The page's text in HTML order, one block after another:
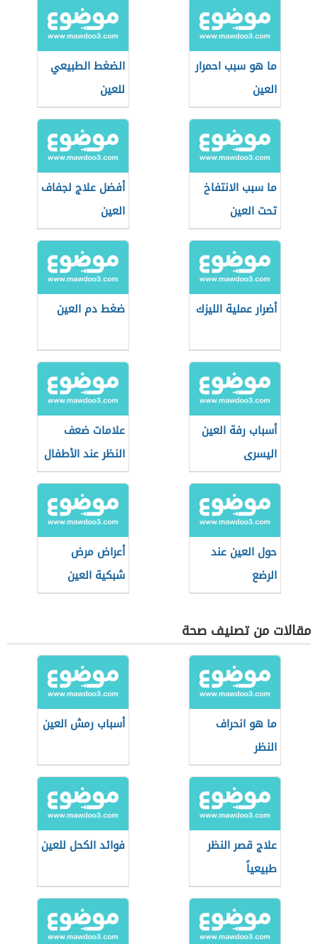
ما هو سبب احمرار
العين
الضغط الطبيعي
للعين
ما سبب الانتفاخ
تحت العين
أفضل علاج لجفاف
العين
أضرار عملية الليزك ضغط دم العين
أسباب رفة العين
اليسرى
علامات ضعف
النظر عند الأطفال
حول العين عند
الرضع
أعراض مرض
شبكية العين
مقالات من تصنيف صحة
ما هو انحراف
النظر
أسباب رمش العين
علاج قصر النظر
طبيعياً
فوائد الكحل للعين